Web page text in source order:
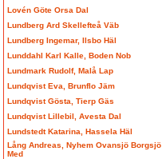
Lovén Göte Orsa Dal
Lundberg Ard Skellefteå Väb
Lundberg Ingemar, Ilsbo Häl
Lunddahl Karl Kalle, Boden Nob
Lundmark Rudolf, Malå Lap
Lundqvist Eva, Brunflo Jäm
Lundqvist Gösta, Tierp Gäs
Lundqvist Lillebil, Avesta Dal
Lundstedt Katarina, Hassela Häl
Lång Andreas, Nyhem Ovansjö Borgsjö
Med